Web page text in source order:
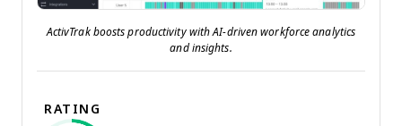
ActivTrak boosts productivity with AI-driven workforce analytics
and insights.
RATING